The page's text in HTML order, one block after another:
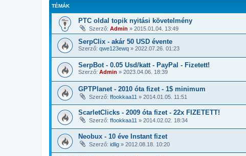
TÉMÁK
PTC oldal topik nyitási követelmény
Szerző: Admin » 2015.01.04. 13:49
SerpClix - akár 50 USD évente
Szerző: qwe123ewq » 2022.07.26. 01:23
SerpBot - 0.05 Usd/katt - PayPal - Fizetett!
Szerző: Admin » 2023.04.06. 18:39
GPTPlanet - 2010 óta fizet - 1$ minimum
Szerző: ffookkaa11 » 2014.01.05. 11:51
ScarletClicks - 2009 óta fizet - 22x FIZETETT!
Szerző: ffookkaa11 » 2014.02.02. 18:34
Neobux - 10 éve Instant fizet
Szerző: idlig » 2012.08.18. 10:20